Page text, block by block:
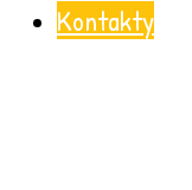
Kontakty